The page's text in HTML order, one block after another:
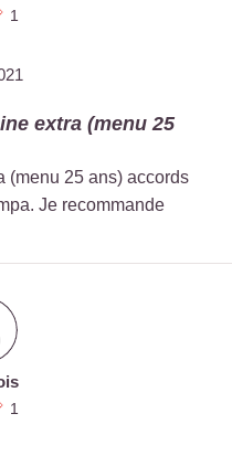
1
extra (menu 25
(menu 25 ans) accords
Je recommande
1